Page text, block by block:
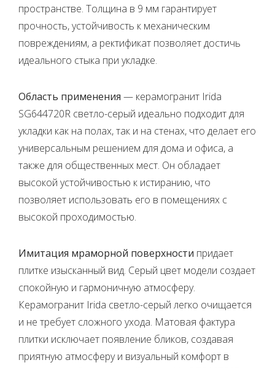
пространстве. Толщина в 9 мм гарантирует
прочность, устойчивость к механическим
повреждениям, а ректификат позволяет достичь
идеального стыка при укладке.
Область применения — керамогранит Irida
SG644720R светло-серый идеально подходит для
укладки как на полах, так и на стенах, что делает его
универсальным решением для дома и офиса, а
также для общественных мест. Он обладает
высокой устойчивостью к истиранию, что
позволяет использовать его в помещениях с
высокой проходимостью.
Имитация мраморной поверхности придает
плитке изысканный вид. Серый цвет модели создает
спокойную и гармоничную атмосферу.
Керамогранит Irida светло-серый легко очищается
и не требует сложного ухода. Матовая фактура
плитки исключает появление бликов, создавая
приятную атмосферу и визуальный комфорт в